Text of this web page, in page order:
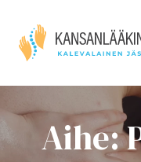
Aihe: